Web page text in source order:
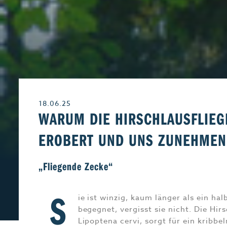
Leben & Wohnen
Beruf & Karriere
Liebe &
18.06.25
WARUM DIE
EROBERT UND UNS
„Fliegende Zecke“
S
ie ist winzig, kaum länger als ein
begegnet, vergisst sie nicht. Die
Lipoptena cervi, sorgt für ein